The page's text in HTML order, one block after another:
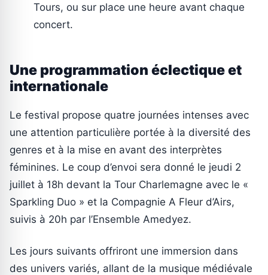
Tours, ou sur place une heure avant chaque
concert.
Une programmation éclectique et
internationale
Le festival propose quatre journées intenses avec
une attention particulière portée à la diversité des
genres et à la mise en avant des interprètes
féminines. Le coup d’envoi sera donné le jeudi 2
juillet à 18h devant la Tour Charlemagne avec le «
Sparkling Duo » et la Compagnie A Fleur d’Airs,
suivis à 20h par l’Ensemble Amedyez.
Les jours suivants offriront une immersion dans
des univers variés, allant de la musique médiévale